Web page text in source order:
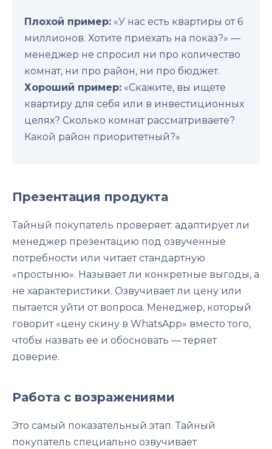
Плохой пример: «У нас есть квартиры от 6
миллионов. Хотите приехать на показ?» —
менеджер не спросил ни про количество
комнат, ни про район, ни про бюджет.
Хороший пример: «Скажите, вы ищете
квартиру для себя или в инвестиционных
целях? Сколько комнат рассматриваете?
Какой район приоритетный?»
Презентация продукта
Тайный покупатель проверяет: адаптирует ли
менеджер презентацию под озвученные
потребности или читает стандартную
«простыню». Называет ли конкретные выгоды, а
не характеристики. Озвучивает ли цену или
пытается уйти от вопроса. Менеджер, который
говорит «цену скину в WhatsApp» вместо того,
чтобы назвать ее и обосновать — теряет
доверие.
Работа с возражениями
Это самый показательный этап. Тайный
покупатель специально озвучивает